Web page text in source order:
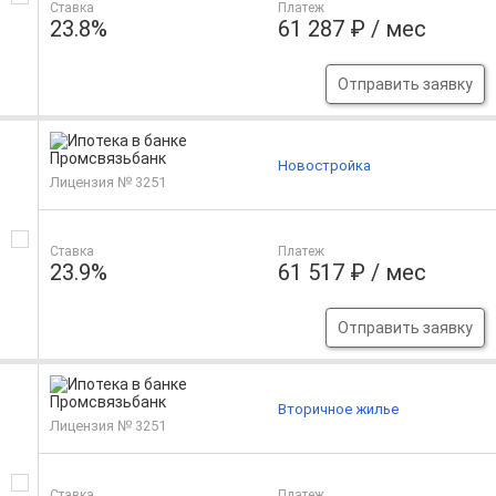
Ставка
23.8%
Платеж
61 287 ₽ / мес
Отправить заявку
Лицензия № 3251
Ставка
23.9%
Платеж
61 517 ₽ / мес
Отправить заявку
Новостройка
Лицензия № 3251
Вторичное жилье